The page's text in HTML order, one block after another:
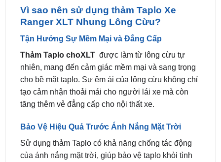
Tận Hưởng Sự Mềm Mại và Đẳng Cấp
Thảm Taplo choXLT
được làm từ lông cừu tự
nhiên, mang đến cảm giác mềm mại và sang trọng
cho bề mặt taplo. Sự êm ái của lông cừu không chỉ
tạo cảm nhận thoải mái cho người lái xe mà còn
tăng thêm vẻ đẳng cấp cho nội thất xe.
Bảo Vệ Hiệu Quả Trước Ánh Nắng Mặt Trời
của ánh nắng mặt trời, giúp bảo vệ taplo khỏi tình
trạng phai màu và nứt nẻ do tác động của tia UV.
Điều này giúp duy trì sự mới mẻ và bền bỉ cho nội